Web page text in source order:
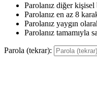
Parolanız diğer
Parolanız en az 8
Parolanız yaygın
Parolanız tamamıyla
Parola (tekrar):